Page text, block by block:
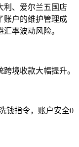
利、爱尔兰五国店
账户的维护管理成
率波动风险。
境收款大幅提升。
钱指令，账户安全0